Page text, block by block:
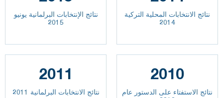
نتائج الإنتخابات البرلمانية يونيو
2015
نتائج الانتخابات المحلية التركية
2014
2011
نتائج الانتخابات البرلمانية 2011
2010
نتائج الاستفتاء على الدستور عام